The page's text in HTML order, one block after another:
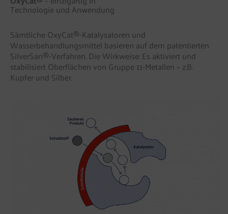
Technologie und Anwendung
Sämtliche OxyCat®-Katalysatoren und
Wasserbehandlungsmittel basieren auf dem patentierten
SilverSan®-Verfahren. Die Wirkweise: Es aktiviert und
stabilisiert Oberflächen von Gruppe 11-Metallen – z.B.
Kupfer und Silber.